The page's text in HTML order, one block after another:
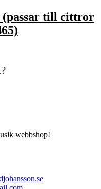
till cittror
webbshop!